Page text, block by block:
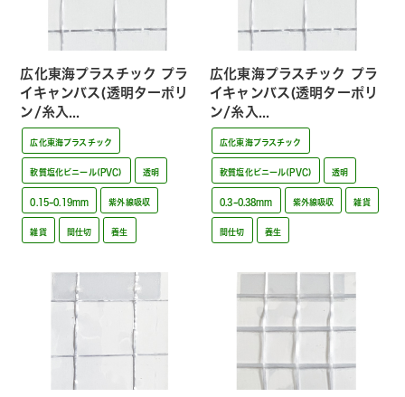
広化東海プラスチック プラ
イキャンバス(透明ターポリ
ン/糸入...
広化東海プラスチック
軟質塩化ビニール(PVC) 透明
0.15~0.19mm 紫外線吸収
雑貨 間仕切 養生
広化東海プラスチック プラ
イキャンバス(透明ターポリ
ン/糸入...
広化東海プラスチック
軟質塩化ビニール(PVC) 透明
0.3~0.38mm 紫外線吸収 雑貨
間仕切 養生